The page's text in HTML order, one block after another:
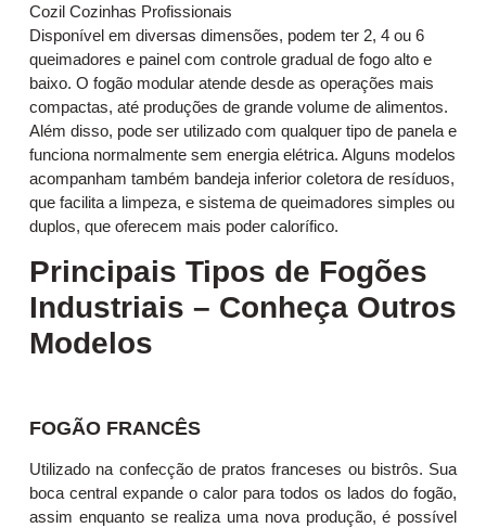
Disponível em diversas dimensões, podem ter 2, 4 ou 6
queimadores e painel com controle gradual de fogo alto e
baixo. O fogão modular atende desde as operações mais
compactas, até produções de grande volume de alimentos.
Além disso, pode ser utilizado com qualquer tipo de panela e
funciona normalmente sem energia elétrica. Alguns modelos
acompanham também bandeja inferior coletora de resíduos,
que facilita a limpeza, e sistema de queimadores simples ou
duplos, que oferecem mais poder calorífico.
Principais Tipos de Fogões
Industriais – Conheça Outros
Modelos
FOGÃO FRANCÊS
Utilizado na confecção de pratos franceses ou bistrôs. Sua
boca central expande o calor para todos os lados do fogão,
assim enquanto se realiza uma nova produção, é possível